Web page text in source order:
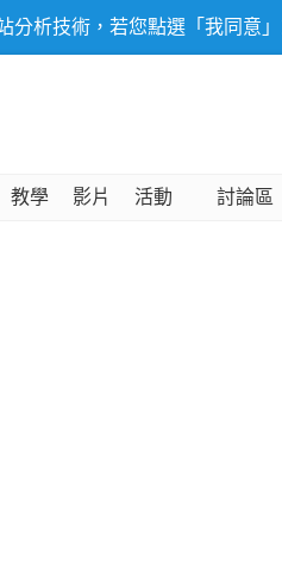
分析技術，若您點選「我同意
教學 影片 活動 討論區